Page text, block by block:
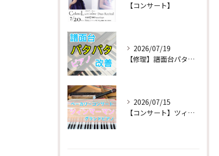
【コンサート】
2026/07/19
【修理】譜面台パタパタを改善！ストレス解消！
2026/07/15
【コンサート】ツィンマーマンのグランドピアノ♪木目猫足グラン...